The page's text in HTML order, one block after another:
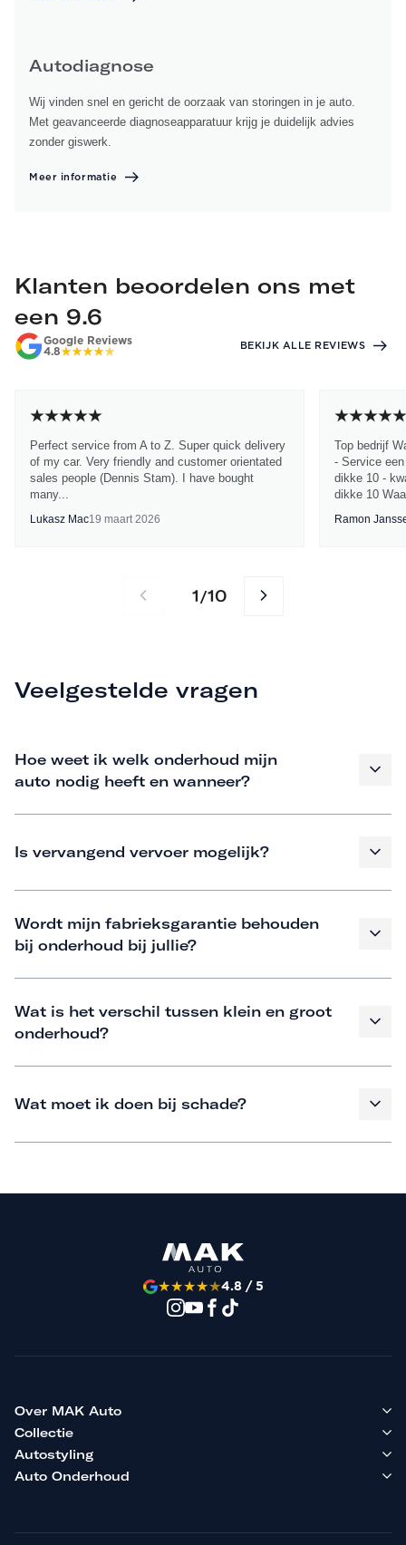
Autodiagnose
Wij vinden snel en gericht de oorzaak van storingen in je auto.
Met geavanceerde diagnoseapparatuur krijg je duidelijk advies
zonder giswerk.
Meer informatie
Klanten beoordelen ons met
een 9.6
Google Reviews
4.8
BEKIJK ALLE REVIEWS
Perfect service from A to Z. Super quick delivery
of my car. Very friendly and customer orientated
sales people (Dennis Stam). I have bought
many...
Lukasz Mac19 maart 2026
Top bedrijf
- Service
dikke 10 -
dikke 10
Ramon
1/10
Veelgestelde vragen
Hoe weet ik welk onderhoud mijn
auto nodig heeft en wanneer?
Is vervangend vervoer mogelijk?
Wordt mijn fabrieksgarantie behouden
bij onderhoud bij jullie?
Wat is het verschil tussen klein en groot
onderhoud?
Wat moet ik doen bij schade?
★★★★★4.8 / 5
Over MAK Auto
Collectie
Autostyling
Auto Onderhoud